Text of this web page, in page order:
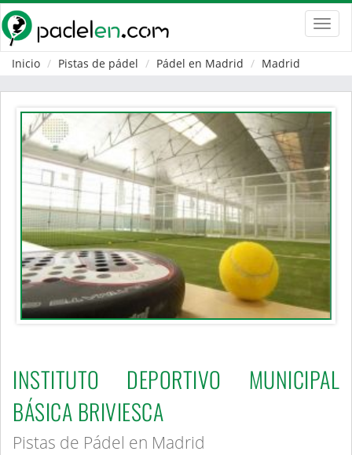
Inicio
Pistas de pádel Pádel en Madrid Madrid
INSTITUTO DEPORTIVO MUNICIPAL
BÁSICA BRIVIESCA
Pistas de Pádel en Madrid